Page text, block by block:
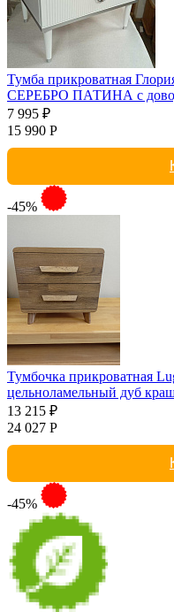
Тумба прикроватная
СЕРЕБРО ПАТИНА с
7 995 ₽
15 990 Р
-45%
Тумбочка прикроватная
цельноламельный дуб
13 215 ₽
24 027 Р
-45%